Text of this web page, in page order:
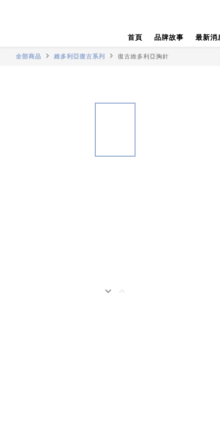
首頁 品牌故事 最新消
全部商品 維多利亞復古系列 復古維多利亞胸針